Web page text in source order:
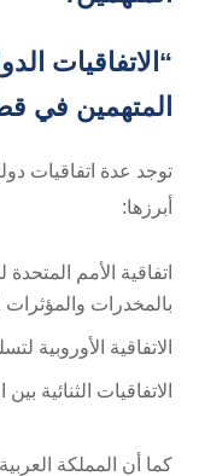
“الاتفاقيات
المتهمين في
توجد عدة اتفاقيات
أبرزها:
اتفاقية الأمم
بالمخدرات والمؤثرات
الاتفاقية الأوروبية
الاتفاقيات الثنائية
كما أن المملكة